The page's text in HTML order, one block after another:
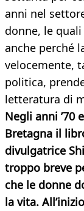
anni nel
donne, le
anche perché
velocemente,
politica,
letteratura di
Negli anni ’70
Bretagna il
divulgatrice
troppo breve
che le donne
la vita.